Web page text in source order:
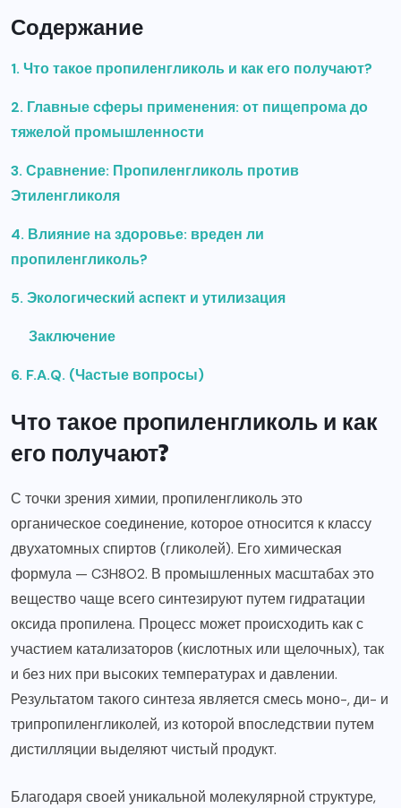
Содержание
1. Что такое пропиленгликоль и как его получают?
2. Главные сферы применения: от пищепрома до
тяжелой промышленности
3. Сравнение: Пропиленгликоль против
Этиленгликоля
4. Влияние на здоровье: вреден ли
пропиленгликоль?
5. Экологический аспект и утилизация
Заключение
6. F.A.Q. (Частые вопросы)
Что такое пропиленгликоль и как
его получают?
С точки зрения химии, пропиленгликоль это
органическое соединение, которое относится к классу
двухатомных спиртов (гликолей). Его химическая
формула — C3H8O2. В промышленных масштабах это
вещество чаще всего синтезируют путем гидратации
оксида пропилена. Процесс может происходить как с
участием катализаторов (кислотных или щелочных), так
и без них при высоких температурах и давлении.
Результатом такого синтеза является смесь моно-, ди- и
трипропиленгликолей, из которой впоследствии путем
дистилляции выделяют чистый продукт.
Благодаря своей уникальной молекулярной структуре,